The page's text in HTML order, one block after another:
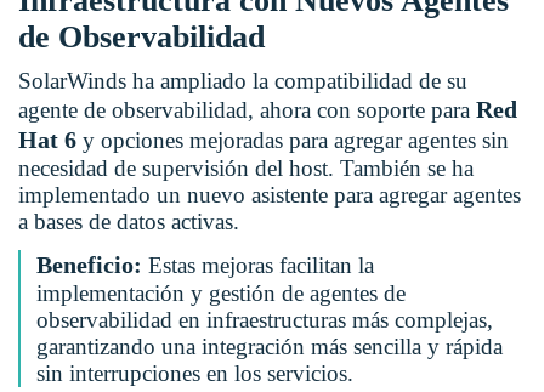
de Observabilidad
SolarWinds ha ampliado la compatibilidad de su
agente de observabilidad, ahora con soporte para Red
Hat 6 y opciones mejoradas para agregar agentes sin
necesidad de supervisión del host. También se ha
implementado un nuevo asistente para agregar agentes
a bases de datos activas.
Beneficio: Estas mejoras facilitan la
implementación y gestión de agentes de
observabilidad en infraestructuras más complejas,
garantizando una integración más sencilla y rápida
sin interrupciones en los servicios.